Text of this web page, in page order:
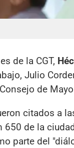
de la CGT,
Julio
de
citados a
650 de la
parte del